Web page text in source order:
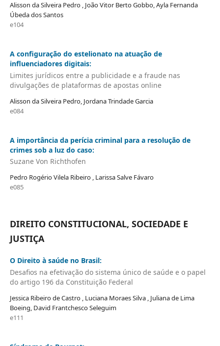
Alisson da Silveira Pedro , João Vitor Berto Gobbo, Ayla Fernanda
Úbeda dos Santos
e104
A configuração do estelionato na atuação de
influenciadores digitais:
Limites jurídicos entre a publicidade e a fraude nas
divulgações de plataformas de apostas online
Alisson da Silveira Pedro, Jordana Trindade Garcia
e084
A importância da perícia criminal para a resolução de
crimes sob a luz do caso:
Suzane Von Richthofen
Pedro Rogério Vilela Ribeiro , Larissa Salve Fávaro
e085
DIREITO CONSTITUCIONAL, SOCIEDADE E
JUSTIÇA
O Direito à saúde no Brasil:
Desafios na efetivação do sistema único de saúde e o papel
do artigo 196 da Constituição Federal
Jessica Ribeiro de Castro , Luciana Moraes Silva , Juliana de Lima
Boeing, David Frantchesco Seleguim
e111